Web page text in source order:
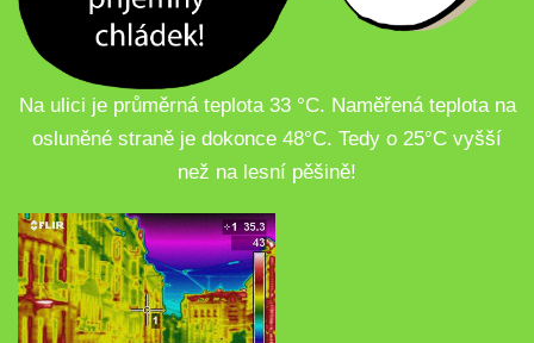
Na ulici je průměrná teplota 33 °C. Naměřená teplota na
osluněné straně je dokonce 48°C. Tedy o 25°C vyšší
než na lesní pěšině!